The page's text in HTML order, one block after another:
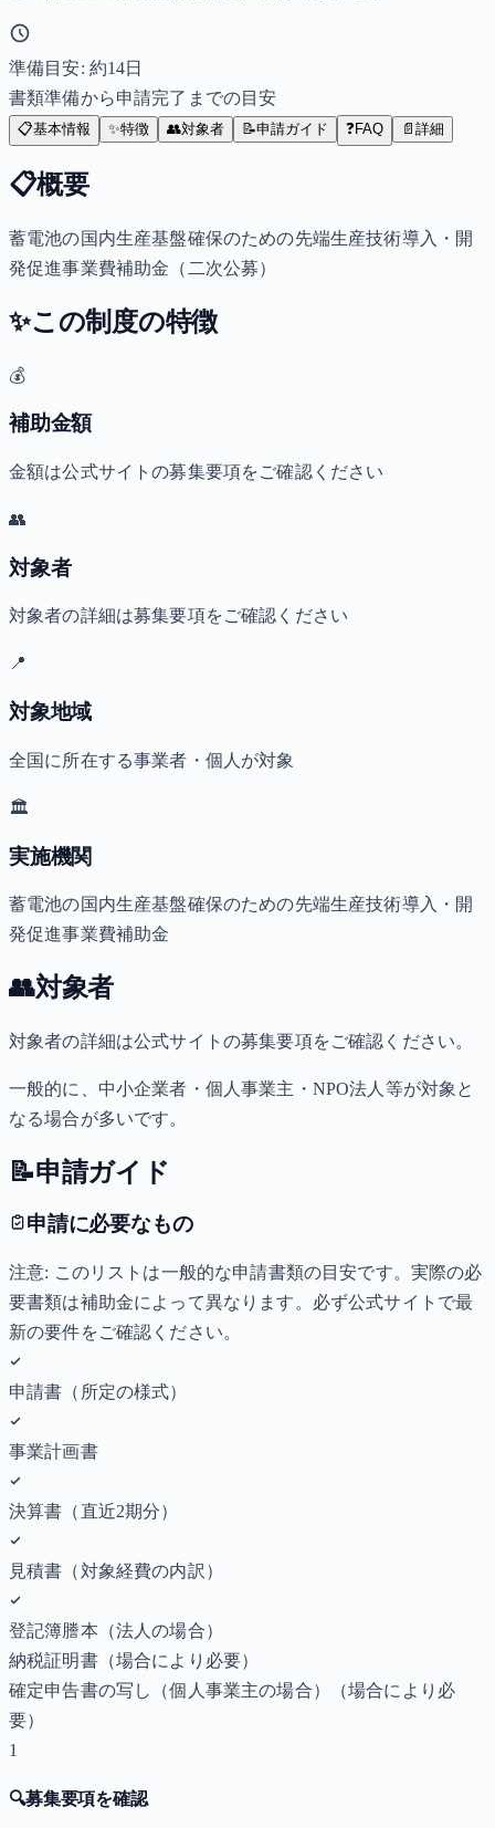
準備目安: 約14日
書類準備から申請完了までの目安
📋基本情報 ✨特徴 👥対象者 📝申請ガイド ❓FAQ 📄 詳細
📋概要
蓄電池の国内生産基盤確保のための先端生産技術導入・開
発促進事業費補助金（二次公募）
✨この制度の特徴
💰
補助金額
金額は公式サイトの募集要項をご確認ください
👥
対象者
対象者の詳細は募集要項をご確認ください
📍
対象地域
全国に所在する事業者・個人が対象
🏛️
実施機関
蓄電池の国内生産基盤確保のための先端生産技術導入・開
発促進事業費補助金
👥対象者
対象者の詳細は公式サイトの募集要項をご確認ください。
一般的に、中小企業者・個人事業主・NPO法人等が対象と
なる場合が多いです。
📝申請ガイド
申請に必要なもの
注意: このリストは一般的な申請書類の目安です。実際の必
要書類は補助金によって異なります。必ず公式サイトで最
新の要件をご確認ください。
申請書（所定の様式）
事業計画書
決算書（直近2期分）
見積書（対象経費の内訳）
登記簿謄本（法人の場合）
納税証明書（場合により必要）
確定申告書の写し（個人事業主の場合）
（場合により必
要）
1
🔍募集要項を確認